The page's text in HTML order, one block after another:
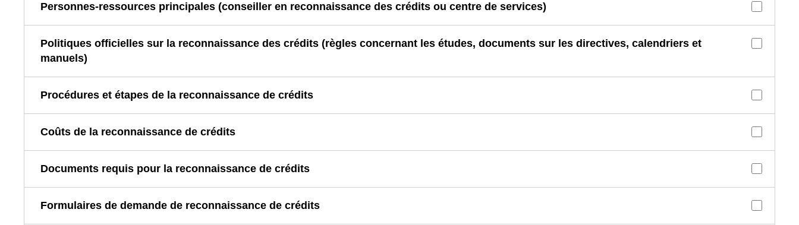
Personnes-ressources principales (conseiller en reconnaissance des crédits ou centre de services)
Politiques officielles sur la reconnaissance des crédits (règles concernant les études, documents sur les directives, calendriers et
manuels)
Procédures et étapes de la reconnaissance de crédits
Coûts de la reconnaissance de crédits
Documents requis pour la reconnaissance de crédits
Formulaires de demande de reconnaissance de crédits